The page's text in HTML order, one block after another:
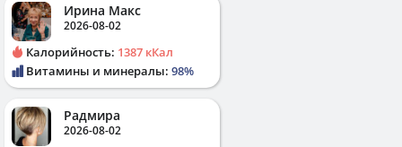
Ирина Макс
2026-08-02
Калорийность: 1387 кКал
Витамины и минералы: 98%
Радмира
2026-08-02